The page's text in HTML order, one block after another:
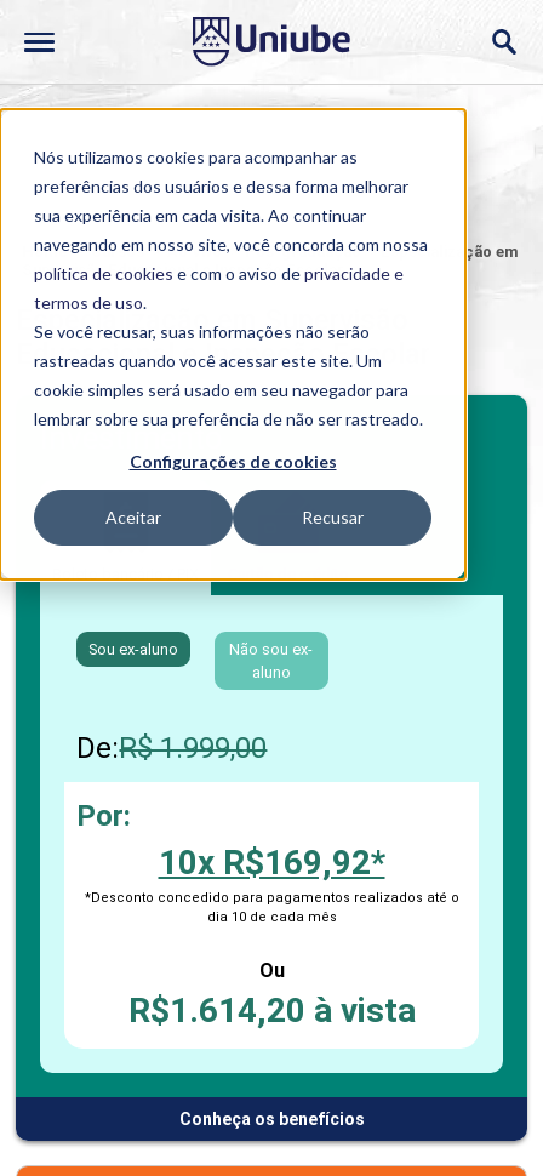
Nós utilizamos cookies para acompanhar as
preferências dos usuários e dessa forma melhorar
sua experiência em cada visita. Ao continuar
navegando em nosso site, você concorda com nossa
política de cookies e com o aviso deprivacidade e
termos de uso.
Se você recusar, suas informações não serão
rastreadas quando você acessar este site. Um
cookie simples será usado em seu navegador para
lembrar sobre sua preferência de não ser rastreado.
Configurações de cookies
Aceitar Recusar
Home > Cursos > Ao Vivo > Pós-graduação > Especialização em
Supervisão Educacional e Inspeção Escolar
Especialização em Supervisão
Educacional e Inspeção Escolar
Investimento
Boleto bancário / PIX Cartão de crédito
Sou ex-aluno
Não sou ex-
aluno
De:R$ 1.999,00
Por:
10x R$169,92*
*Desconto concedido para pagamentos realizados até o
dia 10 de cada mês
Ou
R$1.614,20 à vista
Conheça os benefícios
BENEFÍCIOS
Benefícios pós-graduação